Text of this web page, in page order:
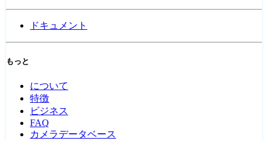
ドキュメント
もっと
について
特徴
ビジネス
FAQ
カメラデータベース